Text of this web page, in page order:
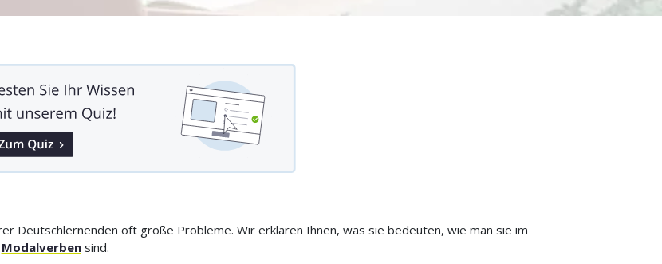
Deutschlernenden oft große Probleme. Wir erklären Ihnen, was sie bedeuten, wie man sie im
Modalverbensind.